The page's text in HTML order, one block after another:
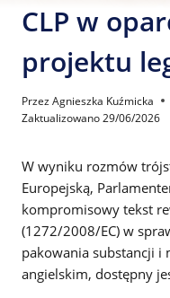
CLP w
projektu
PrzezAgnieszka Kuźmicka
Zaktualizowano29/06/2026
W wyniku rozmów
Europejską,
kompromisowy tekst
(1272/2008/EC) w
pakowania substancji i
angielskim, dostępny